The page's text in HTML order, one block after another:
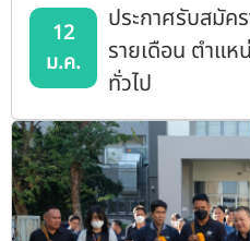
12
ม.ค.
ประกาศรับสมัค
รายเดือน ตำแห
ทั่วไป